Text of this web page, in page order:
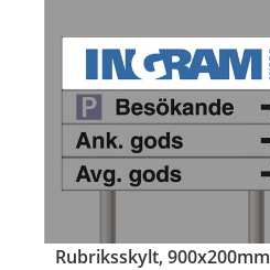
Rubriksskylt, 900x200mm